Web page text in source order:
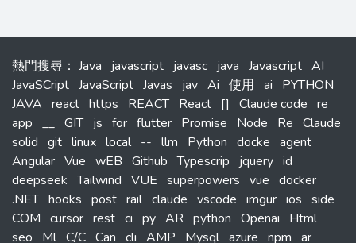
熱門搜尋 ： Java javascript javasc java Javascript AI
JavaSCript JavaScript Javas jav Ai 使用 ai
PYTHON
JAVA react https REACT React [] Claude code re
app __ GIT js for flutter Promise Node Re Claude
solid git linux local -- llm Python docke agent
Angular Vue wEB Github Typescrip jquery id
deepseek Tailwind VUE superpowers vue docker
.NET hooks post rail claude vscode imgur ios side
COM cursor rest ci py AR python Openai
Html
seo
Ml C/C Can cli AMP Mysql azure npm ar